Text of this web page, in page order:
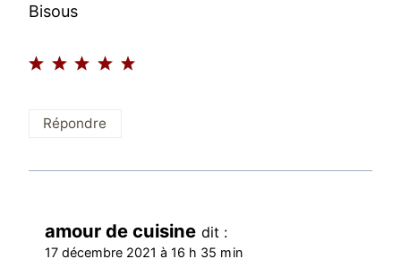
Bisous
Répondre
amour de cuisine dit :
17 décembre 2021 à 16 h 35 min